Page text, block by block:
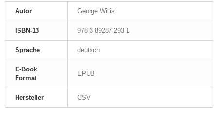
Autor George Willis
ISBN-13 978-3-89287-293-1
Sprache deutsch
E-Book
Format
EPUB
Hersteller CSV